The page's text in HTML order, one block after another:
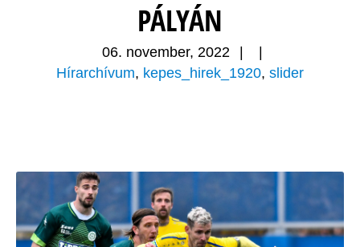
PÁLYÁN
06. november, 2022
Hírarchívum, kepes_hirek_1920, slider